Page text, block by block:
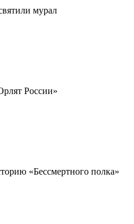
мурал
России»
«Бессмертного полка»